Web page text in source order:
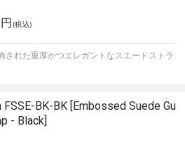
(税込)
された重厚かつエレガントなスエードストラ
FSSE-BK-BK [Embossed Suede Gu
- Black]